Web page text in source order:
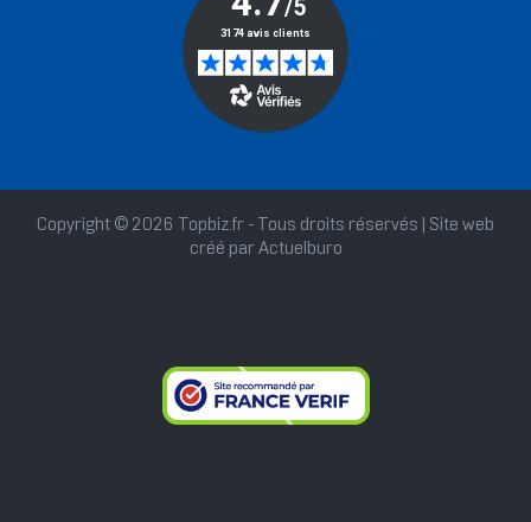
Copyright © 2026 Topbiz.fr - Tous droits réservés | Site web
créé par Actuelburo